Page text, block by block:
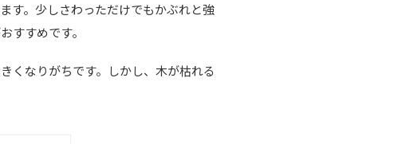
す。少しさわっただけでもかぶれと強
すすめです。
くなりがちです。しかし、木が枯れる